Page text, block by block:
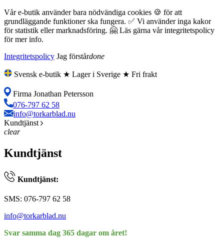
Vår e-butik använder bara nödvändiga cookies 🍪 för att
grundläggande funktioner ska fungera. ✅ Vi använder inga kakor
för statistik eller marknadsföring. 🤗 Läs gärna vår integritetspolicy
för mer info.
Integritetspolicy Jag förstårdone
Svensk e-butik ★ Lager i Sverige ★ Fri frakt
Firma Jonathan Petersson
076-797 62 58
info@torkarblad.nu
Kundtjänst
clear
Kundtjänst
Kundtjänst:
SMS: 076-797 62 58
info@torkarblad.nu
Svar samma dag 365 dagar om året!